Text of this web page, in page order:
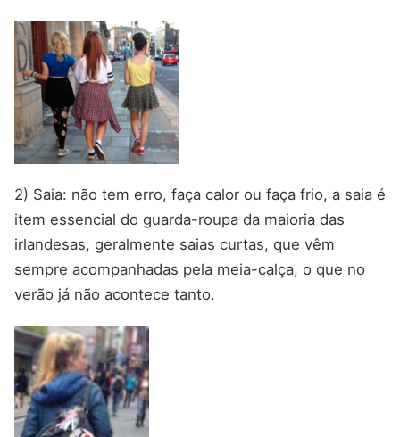
2) Saia: não tem erro, faça calor ou faça frio, a saia é
item essencial do guarda-roupa da maioria das
irlandesas, geralmente saias curtas, que vêm
sempre acompanhadas pela meia-calça, o que no
verão já não acontece tanto.